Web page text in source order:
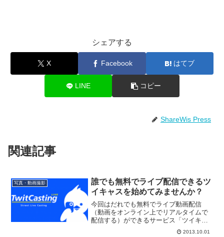
シェアする
X Facebook はてブ
LINE コピー
ShareWis Press
関連記事
写真・動画撮影
誰でも無料でライブ配信できるツ
イキャスを始めてみませんか？
今回はだれでも無料でライブ動画配信
（動画をオンライン上でリアルタイムで
配信する）ができるサービス「ツイキャ
ス」（TwitCasting）をご紹介します。ツ
2013.10.01